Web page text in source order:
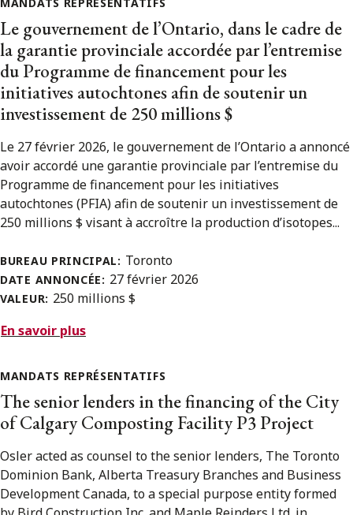
Le gouvernement de l’Ontario, dans le cadre de
la garantie provinciale accordée par l’entremise
du Programme de financement pour les
initiatives autochtones afin de soutenir un
investissement de 250 millions $
Le 27 février 2026, le gouvernement de l’Ontario a annoncé
avoir accordé une garantie provinciale par l’entremise du
Programme de financement pour les initiatives
autochtones (PFIA) afin de soutenir un investissement de
250 millions $ visant à accroître la production d’isotopes...
BUREAU PRINCIPAL: Toronto
DATE ANNONCÉE: 27 février 2026
VALEUR: 250 millions $
En savoir plus
MANDATS REPRÉSENTATIFS
The senior lenders in the financing of the City
of Calgary Composting Facility P3 Project
Osler acted as counsel to the senior lenders, The Toronto
Dominion Bank, Alberta Treasury Branches and Business
Development Canada, to a special purpose entity formed